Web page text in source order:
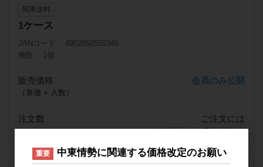
関東送料
1ケース
JANコード
4902050559346
梱数
1個
販売価格
（単価 × 入数）
会員のみ公開
注文数
ご注文には
ログインしてください
重要 中東情勢に関連する価格改定のお願い